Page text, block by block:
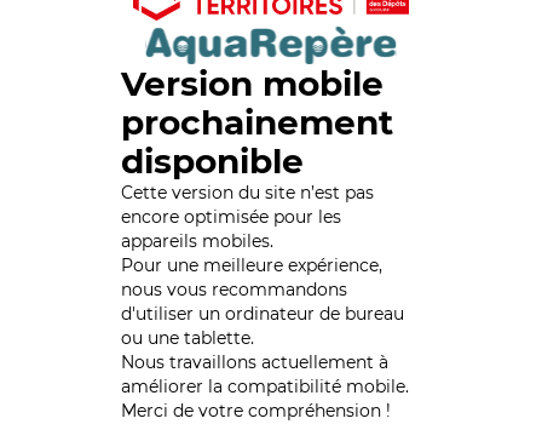
Version mobile
prochainement
disponible
Cette version du site n’est pas
encore optimisée pour les
appareils mobiles.
Pour une meilleure expérience,
nous vous recommandons
d'utiliser un ordinateur de bureau
ou une tablette.
Nous travaillons actuellement à
améliorer la compatibilité mobile.
Merci de votre compréhension !